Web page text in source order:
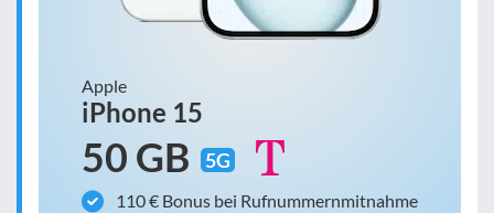
Apple
iPhone 15
50 GB 5G
110 € Bonus bei Rufnummernmitnahme